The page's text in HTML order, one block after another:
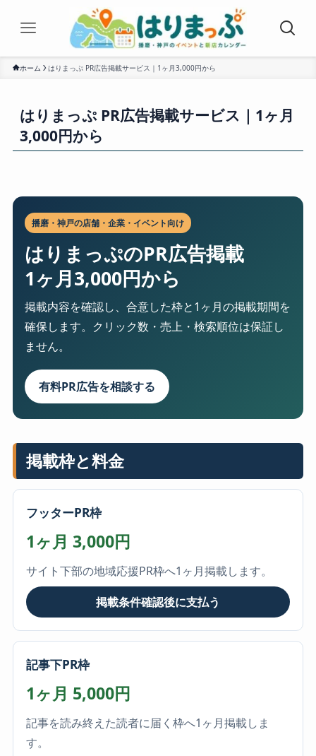
ホーム はりまっぷ PR広告掲載サービス｜1ヶ月3,000円から
はりまっぷ PR広告掲載サービス｜1ヶ月
3,000円から
播磨・神戸の店舗・企業・イベント向け
はりまっぷのPR広告掲載
1ヶ月3,000円から
掲載内容を確認し、合意した枠と1ヶ月の掲載期間を
確保します。クリック数・売上・検索順位は保証し
ません。
有料PR広告を相談する
掲載枠と料金
フッターPR枠
1ヶ月 3,000円
サイト下部の地域応援PR枠へ1ヶ月掲載します。
掲載条件確認後に支払う
記事下PR枠
1ヶ月 5,000円
記事を読み終えた読者に届く枠へ1ヶ月掲載しま
す。